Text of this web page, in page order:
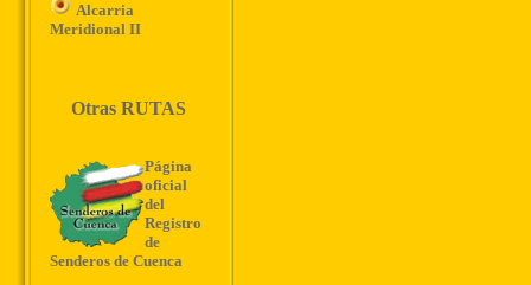
Alcarria
Meridional II
Otras RUTAS
Página
oficial
del
Registro
de
Senderos de Cuenca